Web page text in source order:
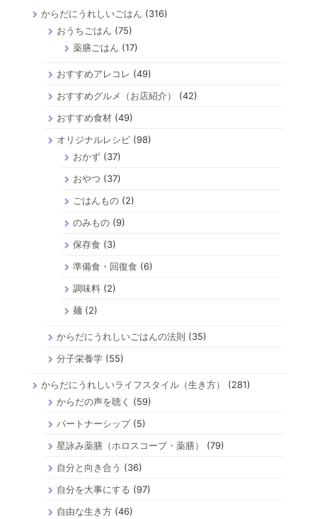
からだにうれしいごはん (316)
おうちごはん (75)
薬膳ごはん (17)
おすすめアレコレ (49)
おすすめグルメ（お店紹介）
(42)
おすすめ食材 (49)
オリジナルレシピ (98)
おかず(37)
おやつ (37)
ごはんもの(2)
のみもの(9)
保存食 (3)
準備食・回復食 (6)
調味料(2)
麺 (2)
からだにうれしいごはんの法則 (35)
分子栄養学 (55)
からだにうれしいライフスタイル（生き方）
(281)
からだの声を聴く
(59)
パートナーシップ(5)
星詠み薬膳（ホロスコープ・薬膳）
(79)
自分と向き合う (36)
自分を大事にする (97)
自由な生き方 (46)